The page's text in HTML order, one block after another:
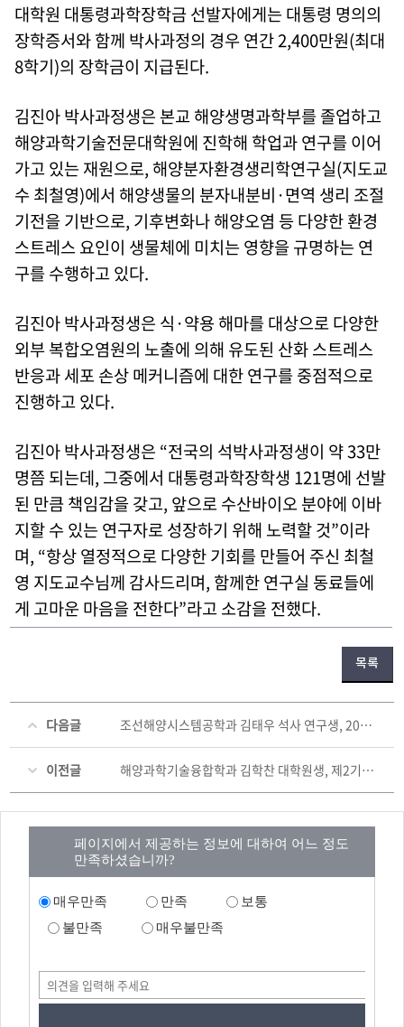
대학원 대통령과학장학금 선발자에게는 대통령 명의의
장학증서와 함께 박사과정의 경우 연간 2,400만원(최대
8학기)의 장학금이 지급된다.
김진아 박사과정생은 본교 해양생명과학부를 졸업하고
해양과학기술전문대학원에 진학해 학업과 연구를 이어
가고 있는 재원으로, 해양분자환경생리학연구실(지도교
수 최철영)에서 해양생물의 분자내분비·면역 생리 조절
기전을 기반으로, 기후변화나 해양오염 등 다양한 환경
스트레스 요인이 생물체에 미치는 영향을 규명하는 연
구를 수행하고 있다.
김진아 박사과정생은 식·약용 해마를 대상으로 다양한
외부 복합오염원의 노출에 의해 유도된 산화 스트레스
반응과 세포 손상 메커니즘에 대한 연구를 중점적으로
진행하고 있다.
김진아 박사과정생은 “전국의 석박사과정생이 약 33만
명쯤 되는데, 그중에서 대통령과학장학생 121명에 선발
된 만큼 책임감을 갖고, 앞으로 수산바이오 분야에 이바
지할 수 있는 연구자로 성장하기 위해 노력할 것”이라
며, “항상 열정적으로 다양한 기회를 만들어 주신 최철
영 지도교수님께 감사드리며, 함께한 연구실 동료들에
게 고마운 마음을 전한다”라고 소감을 전했다.
목록
다음글 조선해양시스템공학과 김태우 석사 연구생, 2025년도 대한조선학회 춘계학술대회 학생 우수논문 발표상 수상
이전글 해양과학기술융합학과 김학찬 대학원생, 제2기 대학원 대통령과학장학금 선정
페이지에서 제공하는 정보에 대하여 어느 정도
만족하셨습니까?
매우만족 만족
보통
불만족
매우불만족